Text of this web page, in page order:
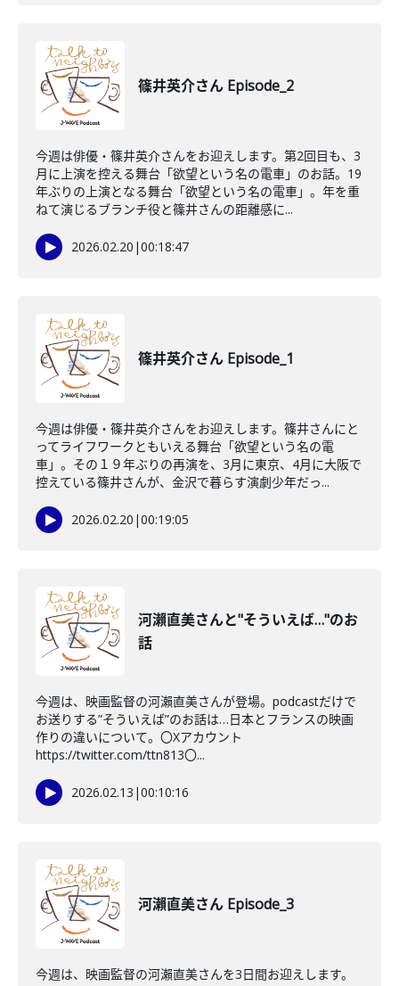
篠井英介さん Episode_2
今週は俳優・篠井英介さんをお迎えします。第2回目も、3
月に上演を控える舞台「欲望という名の電車」のお話。19
年ぶりの上演となる舞台「欲望という名の電車」。年を重
ねて演じるブランチ役と篠井さんの距離感に...
2026.02.20 |00:18:47
篠井英介さん Episode_1
今週は俳優・篠井英介さんをお迎えします。篠井さんにと
ってライフワークともいえる舞台「欲望という名の電
車」。その１９年ぶりの再演を、3月に東京、4月に大阪で
控えている篠井さんが、金沢で暮らす演劇少年だっ...
2026.02.20 |00:19:05
河瀨直美さんと"そういえば…"のお
話
今週は、映画監督の河瀨直美さんが登場。podcastだけで
お送りする”そういえば”のお話は…日本とフランスの映画
作りの違いについて。〇Xアカウント
https://twitter.com/ttn813〇...
2026.02.13 |00:10:16
河瀨直美さん Episode_3
今週は、映画監督の河瀨直美さんを3日間お迎えします。